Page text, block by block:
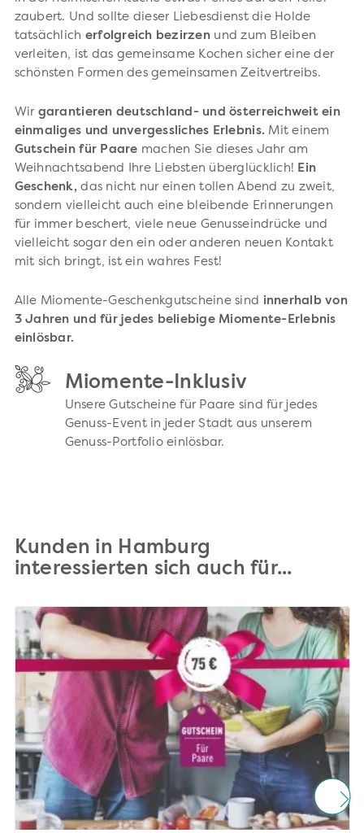
zaubert. Und sollte dieser Liebesdienst die Holde
tatsächlich erfolgreich bezirzenund zum Bleiben
verleiten, ist das gemeinsame Kochen sicher eine der
schönsten Formen des gemeinsamen Zeitvertreibs.
Wir garantieren deutschland- und österreichweit ein
einmaliges und unvergessliches Erlebnis. Mit einem
Gutschein für Paare machen Sie dieses Jahr am
Weihnachtsabend Ihre Liebsten überglücklich! Ein
Geschenk, das nicht nur einen tollen Abend zu zweit,
sondern vielleicht auch eine bleibende Erinnerungen
für immer beschert, viele neue Genusseindrücke und
vielleicht sogar den ein oder anderen neuen Kontakt
mit sich bringt, ist ein wahres Fest!
Alle Miomente-Geschenkgutscheine sind innerhalb von
3 Jahren und für jedes beliebige Miomente-Erlebnis
einlösbar.
Miomente-Inklusiv
Unsere Gutscheine für Paare sind für jedes
Genuss-Event in jeder Stadt aus unserem
Genuss-Portfolio einlösbar.
Kunden in Hamburg
interessierten sich auch für...